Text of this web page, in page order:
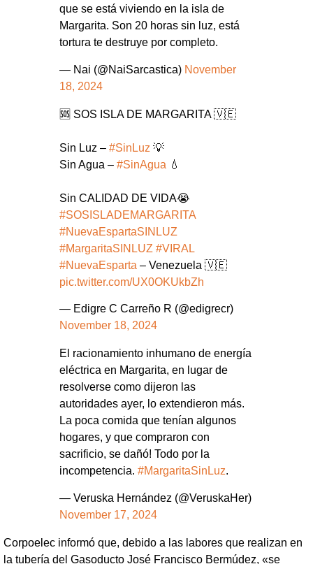
que se está viviendo en la isla de
Margarita. Son 20 horas sin luz, está
tortura te destruye por completo.
— Nai (@NaiSarcastica) November
18, 2024
🆘 SOS ISLA DE MARGARITA 🇻🇪
Sin Luz – #SinLuz 💡
Sin Agua – #SinAgua 💧
Sin CALIDAD DE VIDA😭
#SOSISLADEMARGARITA
#NuevaEspartaSINLUZ
#MargaritaSINLUZ #VIRAL
#NuevaEsparta – Venezuela 🇻🇪
pic.twitter.com/UX0OKUkbZh
— Edigre C Carreño R (@edigrecr)
November 18, 2024
El racionamiento inhumano de energía
eléctrica en Margarita, en lugar de
resolverse como dijeron las
autoridades ayer, lo extendieron más.
La poca comida que tenían algunos
hogares, y que compraron con
sacrificio, se dañó! Todo por la
incompetencia. #MargaritaSinLuz.
— Veruska Hernández (@VeruskaHer)
November 17, 2024
Corpoelec informó que, debido a las labores que realizan en
la tubería del Gasoducto José Francisco Bermúdez, «se